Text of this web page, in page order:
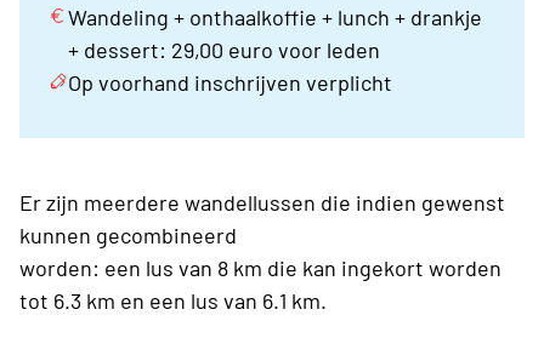
Wandeling + onthaalkoffie + lunch + drankje
+ dessert: 29,00 euro voor leden
Op voorhand inschrijven verplicht
Er zijn meerdere wandellussen die indien gewenst
kunnen gecombineerd
worden: een lus van 8 km die kan ingekort worden
tot 6.3 km en een lus van 6.1 km.